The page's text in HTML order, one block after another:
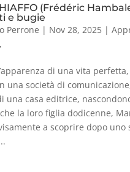
(Frédéric
e bugie
Perrone | Nov 28, 2025|
,
di una vita perfetta,
una società di
una casa editrice,
la loro figlia dodicenne,
a scoprire dopo uno